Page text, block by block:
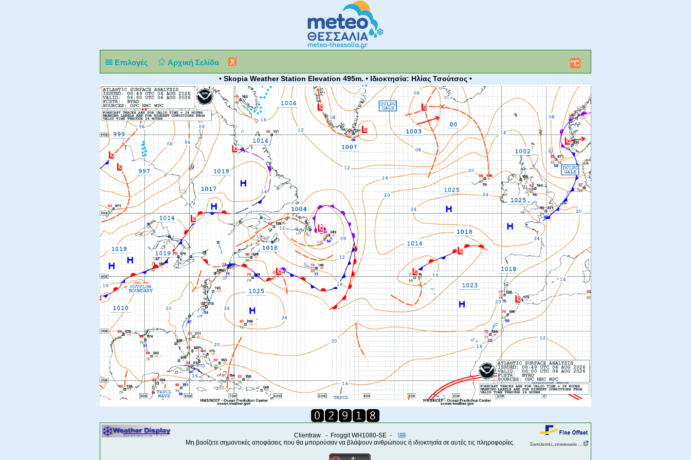
Επιλογές Αρχική Σελίδα X °C
• Skopia Weather Station Elevation 495m. • Ιδιοκτησία: Ηλίας Τσούτσος •
Clientraw - Froggit WH1080-SE -
Μη βασίζετε σημαντικές αποφάσεις που θα μπορούσαν να βλάψουν ανθρώπους ή ιδιοκτησία σε αυτές τις πληροφορίες.
Συντελεστές, επικοινωνία . . .